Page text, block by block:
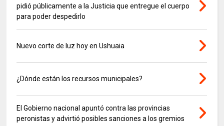
pidió públicamente a la Justicia que entregue el cuerpo
para poder despedirlo
Nuevo corte de luz hoy en Ushuaia
¿Dónde están los recursos municipales?
El Gobierno nacional apuntó contra las provincias
peronistas y advirtió posibles sanciones a los gremios